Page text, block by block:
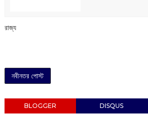
রাজ্য
নবীনতর পোস্ট
BLOGGER DISQUS